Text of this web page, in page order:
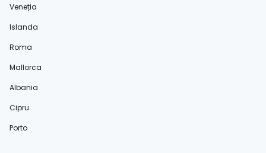
Veneția
Islanda
Roma
Mallorca
Albania
Cipru
Porto